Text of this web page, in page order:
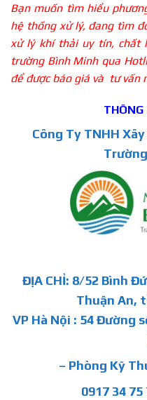
Bạn muốn tìm hiểu
hệ thống xử lý, đang tìm
xử lý khí thải uy tín, chất
trường Bình Minh qua
để được báo giá và tư vấn
THÔNG
Công Ty TNHH
ĐỊA CHỈ: 8/52 Bình
Thuận An,
VP Hà Nội : 54 Đường
– Phòng Kỹ
0917 34